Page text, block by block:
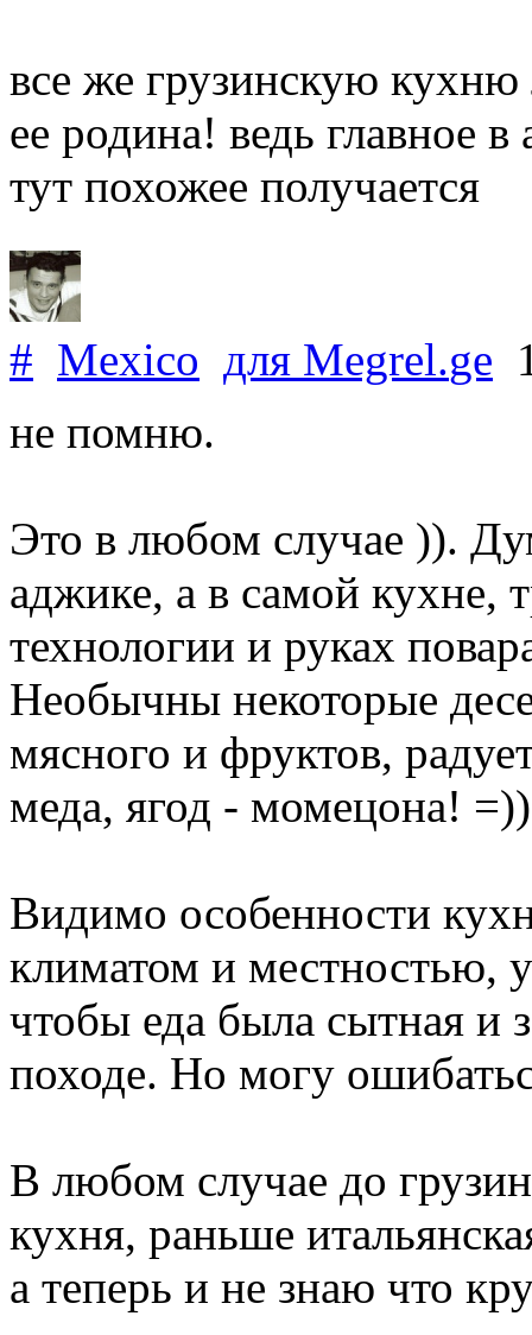
все же грузинскую кухню
ее родина! ведь главное
тут похожее получается
# Mexico для Megrel.ge
не помню.
Это в любом случае )).
аджике, а в самой кухне,
технологии и руках
Необычны некоторые
мясного и фруктов,
меда, ягод - момецона! =))
Видимо особенности
климатом и местностью,
чтобы еда была сытная и
походе. Но могу
В любом случае до
кухня, раньше
а теперь и не знаю что